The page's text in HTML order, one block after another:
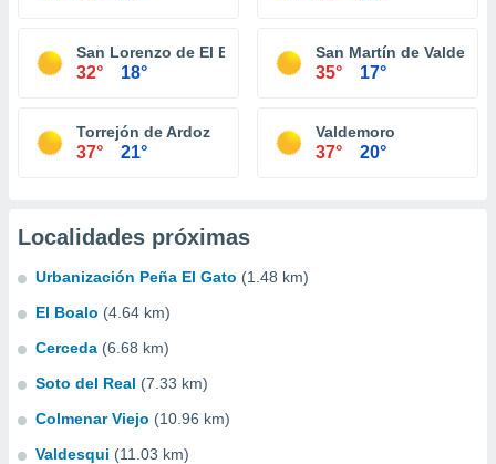
San Lorenzo de El Escorial
32° 18°
San Martín de
35° 17°
Torrejón de Ardoz
37° 21°
Valdemoro
37° 20°
Localidades próximas
Urbanización Peña El Gato (1.48 km)
El Boalo (4.64 km)
Cerceda (6.68 km)
Soto del Real (7.33 km)
Colmenar Viejo (10.96 km)
Valdesqui (11.03 km)